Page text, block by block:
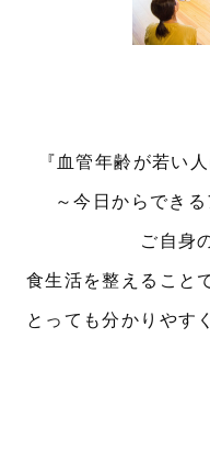
『血管年齢が若い
～今日からでき
ご自身
食生活を整えること
とっても分かりやす